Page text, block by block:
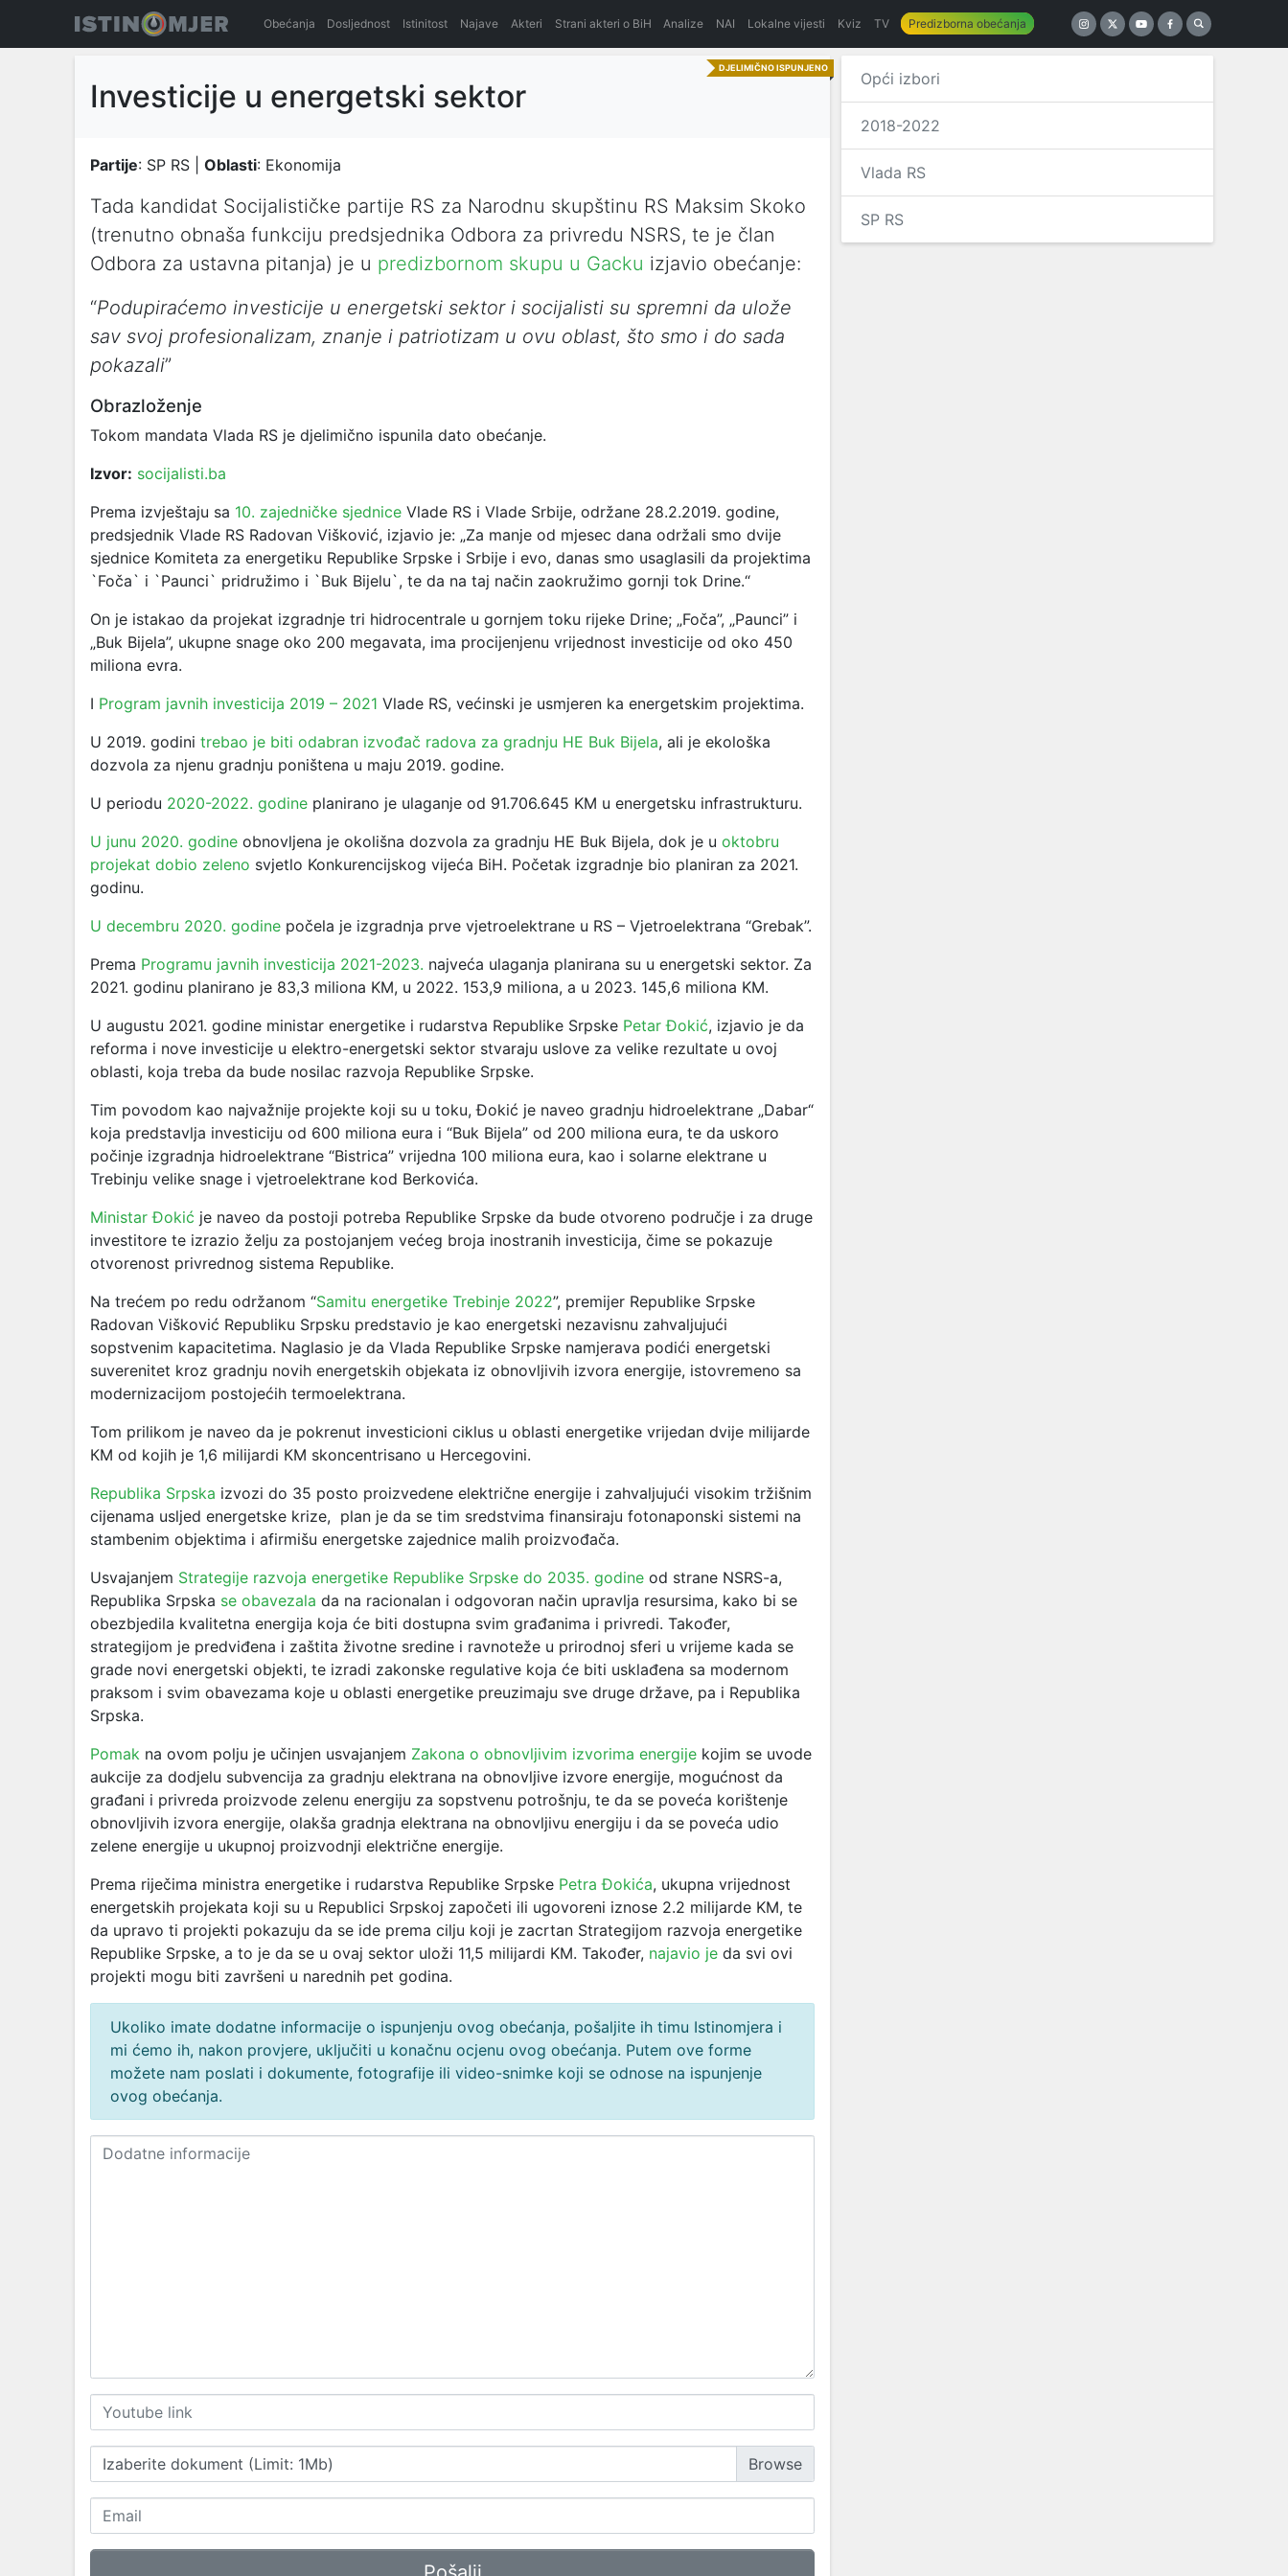
Obećanja Dosljednost Istinitost Najave Akteri Strani akteri o BiH Analize NAI Lokalne vijesti Kviz TV Predizborna obećanja
DJELIMIČNO ISPUNJENO
Investicije u energetski sektor
Partije: SP RS | Oblasti: Ekonomija
Tada kandidat Socijalističke partije RS za Narodnu skupštinu RS Maksim Skoko
(trenutno obnaša funkciju predsjednika Odbora za privredu NSRS, te je član
Odbora za ustavna pitanja) je u predizbornom skupu u Gacku izjavio obećanje:
“Podupiraćemo investicije u energetski sektor i socijalisti su spremni da ulože
sav svoj profesionalizam, znanje i patriotizam u ovu oblast, što smo i do sada
pokazali”
Obrazloženje
Tokom mandata Vlada RS je djelimično ispunila dato obećanje.
Izvor: socijalisti.ba
Prema izvještaju sa 10. zajedničke sjednice Vlade RS i Vlade Srbije, održane 28.2.2019. godine,
predsjednik Vlade RS Radovan Višković, izjavio je: „Za manje od mjesec dana održali smo dvije
sjednice Komiteta za energetiku Republike Srpske i Srbije i evo, danas smo usaglasili da projektima
`Foča` i `Paunci` pridružimo i `Buk Bijelu`, te da na taj način zaokružimo gornji tok Drine.“
On je istakao da projekat izgradnje tri hidrocentrale u gornjem toku rijeke Drine; „Foča”, „Paunci” i
„Buk Bijela”, ukupne snage oko 200 megavata, ima procijenjenu vrijednost investicije od oko 450
miliona evra.
I Program javnih investicija 2019 – 2021 Vlade RS, većinski je usmjeren ka energetskim projektima.
U 2019. godini trebao je biti odabran izvođač radova za gradnju HE Buk Bijela, ali je ekološka
dozvola za njenu gradnju poništena u maju 2019. godine.
U periodu 2020-2022. godine planirano je ulaganje od 91.706.645 KM u energetsku infrastrukturu.
U junu 2020. godine obnovljena je okolišna dozvola za gradnju HE Buk Bijela, dok je u oktobru
projekat dobio zeleno svjetlo Konkurencijskog vijeća BiH. Početak izgradnje bio planiran za 2021.
godinu.
U decembru 2020. godine počela je izgradnja prve vjetroelektrane u RS – Vjetroelektrana “Grebak”.
Prema Programu javnih investicija 2021-2023. najveća ulaganja planirana su u energetski sektor. Za
2021. godinu planirano je 83,3 miliona KM, u 2022. 153,9 miliona, a u 2023. 145,6 miliona KM.
U augustu 2021. godine ministar energetike i rudarstva Republike Srpske Petar Đokić, izjavio je da
reforma i nove investicije u elektro-energetski sektor stvaraju uslove za velike rezultate u ovoj
oblasti, koja treba da bude nosilac razvoja Republike Srpske.
Tim povodom kao najvažnije projekte koji su u toku, Đokić je naveo gradnju hidroelektrane „Dabar“
koja predstavlja investiciju od 600 miliona eura i “Buk Bijela” od 200 miliona eura, te da uskoro
počinje izgradnja hidroelektrane “Bistrica” vrijedna 100 miliona eura, kao i solarne elektrane u
Trebinju velike snage i vjetroelektrane kod Berkovića.
Ministar Đokić je naveo da postoji potreba Republike Srpske da bude otvoreno područje i za druge
investitore te izrazio želju za postojanjem većeg broja inostranih investicija, čime se pokazuje
otvorenost privrednog sistema Republike.
Na trećem po redu održanom “Samitu energetike Trebinje 2022”, premijer Republike Srpske
Radovan Višković Republiku Srpsku predstavio je kao energetski nezavisnu zahvaljujući
sopstvenim kapacitetima. Naglasio je da Vlada Republike Srpske namjerava podići energetski
suverenitet kroz gradnju novih energetskih objekata iz obnovljivih izvora energije, istovremeno sa
modernizacijom postojećih termoelektrana.
Tom prilikom je naveo da je pokrenut investicioni ciklus u oblasti energetike vrijedan dvije milijarde
КM od kojih je 1,6 milijardi КM skoncentrisano u Hercegovini.
Republika Srpska izvozi do 35 posto proizvedene električne energije i zahvaljujući visokim tržišnim
cijenama usljed energetske krize, plan je da se tim sredstvima finansiraju fotonaponski sistemi na
stambenim objektima i afirmišu energetske zajednice malih proizvođača.
Usvajanjem Strategije razvoja energetike Republike Srpske do 2035. godine od strane NSRS-a,
Republika Srpska se obavezala da na racionalan i odgovoran način upravlja resursima, kako bi se
obezbjedila kvalitetna energija koja će biti dostupna svim građanima i privredi. Također,
strategijom je predviđena i zaštita životne sredine i ravnoteže u prirodnoj sferi u vrijeme kada se
grade novi energetski objekti, te izradi zakonske regulative koja će biti usklađena sa modernom
praksom i svim obavezama koje u oblasti energetike preuzimaju sve druge države, pa i Republika
Srpska.
Pomak na ovom polju je učinjen usvajanjem Zakona o obnovljivim izvorima energije kojim se uvode
aukcije za dodjelu subvencija za gradnju elektrana na obnovljive izvore energije, mogućnost da
građani i privreda proizvode zelenu energiju za sopstvenu potrošnju, te da se poveća korištenje
obnovljivih izvora energije, olakša gradnja elektrana na obnovljivu energiju i da se poveća udio
zelene energije u ukupnoj proizvodnji električne energije.
Prema riječima ministra energetike i rudarstva Republike Srpske Petra Đokića, ukupna vrijednost
energetskih projekata koji su u Republici Srpskoj započeti ili ugovoreni iznose 2.2 milijarde KM, te
da upravo ti projekti pokazuju da se ide prema cilju koji je zacrtan Strategijom razvoja energetike
Republike Srpske, a to je da se u ovaj sektor uloži 11,5 milijardi KM. Također, najavio je da svi ovi
projekti mogu biti završeni u narednih pet godina.
Ukoliko imate dodatne informacije o ispunjenju ovog obećanja, pošaljite ih timu Istinomjera i
mi ćemo ih, nakon provjere, uključiti u konačnu ocjenu ovog obećanja. Putem ove forme
možete nam poslati i dokumente, fotografije ili video-snimke koji se odnose na ispunjenje
ovog obećanja.
Izaberite dokument (Limit: 1Mb)
Opći izbori
2018-2022
Vlada RS
SP RS